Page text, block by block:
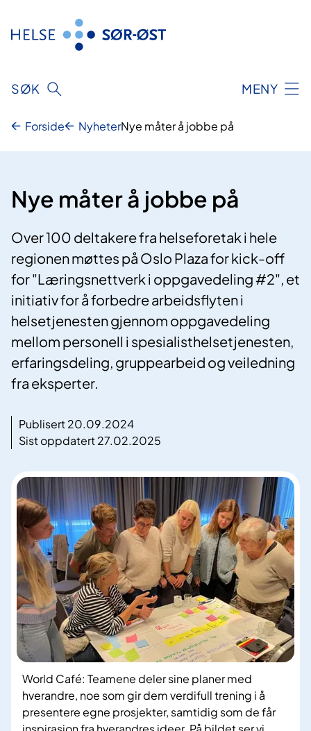
innhold
SØK MENY
Forside NyheterNye måter å jobbe på
Nye måter å jobbe på
Over 100 deltakere fra helseforetak i hele
regionen møttes på Oslo Plaza for kick-off
for "Læringsnettverk i oppgavedeling #2", et
initiativ for å forbedre arbeidsflyten i
helsetjenesten gjennom oppgavedeling
mellom personell i spesialisthelsetjenesten,
erfaringsdeling, gruppearbeid og veiledning
fra eksperter.
Publisert 20.09.2024
Sist oppdatert 27.02.2025
World Café: Teamene deler sine planer med
hverandre, noe som gir dem verdifull trening i å
presentere egne prosjekter, samtidig som de får